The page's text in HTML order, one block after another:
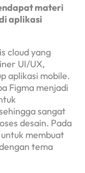
materi
aplikasi
cloud yang
UI/UX,
aplikasi mobile.
Figma menjadi
sangat
desain. Pada
membuat
tema